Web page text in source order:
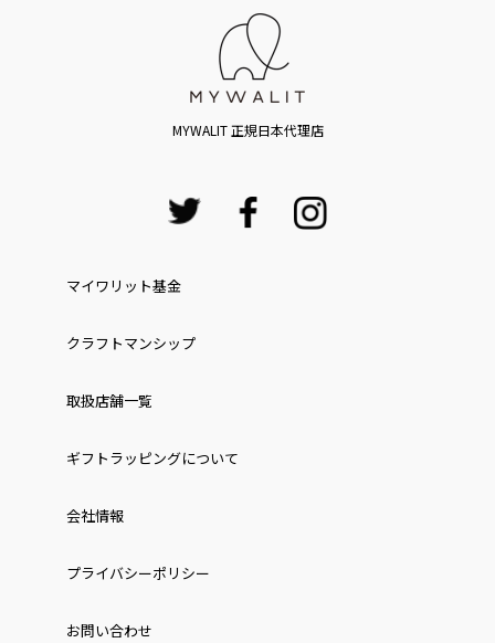
MYWALIT 正規日本代理店
マイワリット基金
クラフトマンシップ
取扱店舗一覧
ギフトラッピングについて
会社情報
プライバシーポリシー
お問い合わせ